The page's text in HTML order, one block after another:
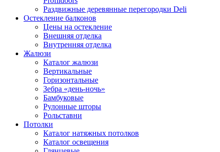
Раздвижные деревянные перегородки Deli
Остекление балконов
Цены на остекление
Внешняя отделка
Внутренняя отделка
Жалюзи
Каталог жалюзи
Вертикальные
Горизонтальные
Зебра «день-ночь»
Бамбуковые
Рулонные шторы
Рольставни
Потолки
Каталог натяжных потолков
Каталог освещения